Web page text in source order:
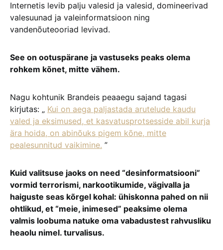
Internetis levib palju valesid ja valesid, domineerivad
valesuunad ja valeinformatsioon ning
vandenõuteooriad levivad.
See on ootuspärane ja vastuseks peaks olema
rohkem kõnet, mitte vähem.
Nagu kohtunik Brandeis peaaegu sajand tagasi
kirjutas: „ Kui on aega paljastada arutelude kaudu
valed ja eksimused, et kasvatusprotsesside abil kurja
ära hoida, on abinõuks pigem kõne, mitte
pealesunnitud vaikimine. ”
Kuid valitsuse jaoks on need “desinformatsiooni”
vormid terrorismi, narkootikumide, vägivalla ja
haiguste seas kõrgel kohal: ühiskonna pahed on nii
ohtlikud, et “meie, inimesed” peaksime olema
valmis loobuma natuke oma vabadustest rahvusliku
heaolu nimel. turvalisus.